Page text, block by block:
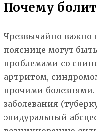
Почему
Чрезвычайно важно
пояснице могут
проблемами со
артритом,
прочими
заболевания
эпидуральный